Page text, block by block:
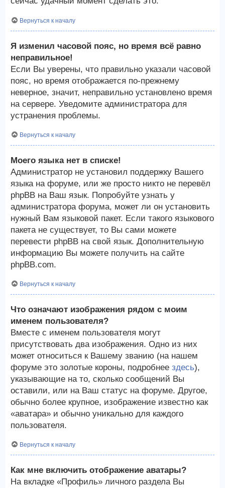
Вернуться к началу
Я изменил часовой пояс, но время всё равно
неправильное!
Если Вы уверены, что правильно указали часовой
пояс, но время отображается по-прежнему
неверное, значит, неправильно установлено время
на сервере. Уведомите администратора для
устранения проблемы.
Вернуться к началу
Моего языка нет в списке!
Администратор не установил поддержку Вашего
языка на форуме, или же просто никто не перевёл
phpBB на Ваш язык. Попробуйте узнать у
администратора форума, может ли он установить
нужный Вам языковой пакет. Если такого языкового
пакета не существует, то Вы сами можете
перевести phpBB на свой язык. Дополнительную
информацию Вы можете получить на сайте
phpBB.com.
Вернуться к началу
Что означают изображения рядом с моим
именем пользователя?
Вместе с именем пользователя могут
присутствовать два изображения. Одно из них
может относиться к Вашему званию (на нашем
форуме это золотые короны, подробнее здесь),
указывающие на то, сколько сообщений Вы
оставили, или на Ваш статус на форуме. Другое,
обычно более крупное, изображение известно как
«аватара» и обычно уникально для каждого
пользователя.
Вернуться к началу
Как мне включить отображение аватары?
На вкладке «Профиль» личного раздела Вы